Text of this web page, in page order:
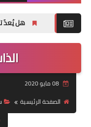
هل يُعدّ تأليف كتاب
08 مايو 2020
الصفحة الرئيسية